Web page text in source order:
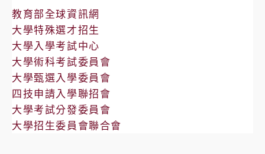
教育部全球資訊網
大學特殊選才招生
大學入學考試中心
大學術科考試委員會
大學甄選入學委員會
四技申請入學聯招會
大學考試分發委員會
大學招生委員會聯合會